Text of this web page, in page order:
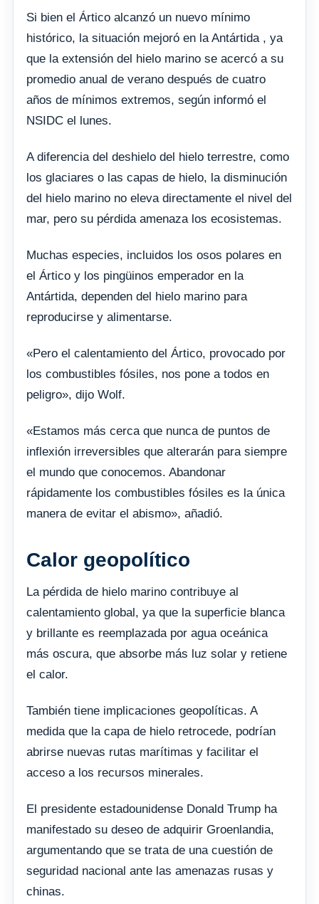
Si bien el Ártico alcanzó un nuevo mínimo
histórico, la situación mejoró en la Antártida , ya
que la extensión del hielo marino se acercó a su
promedio anual de verano después de cuatro
años de mínimos extremos, según informó el
NSIDC el lunes.
A diferencia del deshielo del hielo terrestre, como
los glaciares o las capas de hielo, la disminución
del hielo marino no eleva directamente el nivel del
mar, pero su pérdida amenaza los ecosistemas.
Muchas especies, incluidos los osos polares en
el Ártico y los pingüinos emperador en la
Antártida, dependen del hielo marino para
reproducirse y alimentarse.
«Pero el calentamiento del Ártico, provocado por
los combustibles fósiles, nos pone a todos en
peligro», dijo Wolf.
«Estamos más cerca que nunca de puntos de
inflexión irreversibles que alterarán para siempre
el mundo que conocemos. Abandonar
rápidamente los combustibles fósiles es la única
manera de evitar el abismo», añadió.
Calor geopolítico
La pérdida de hielo marino contribuye al
calentamiento global, ya que la superficie blanca
y brillante es reemplazada por agua oceánica
más oscura, que absorbe más luz solar y retiene
el calor.
También tiene implicaciones geopolíticas. A
medida que la capa de hielo retrocede, podrían
abrirse nuevas rutas marítimas y facilitar el
acceso a los recursos minerales.
El presidente estadounidense Donald Trump ha
manifestado su deseo de adquirir Groenlandia,
argumentando que se trata de una cuestión de
seguridad nacional ante las amenazas rusas y
chinas.